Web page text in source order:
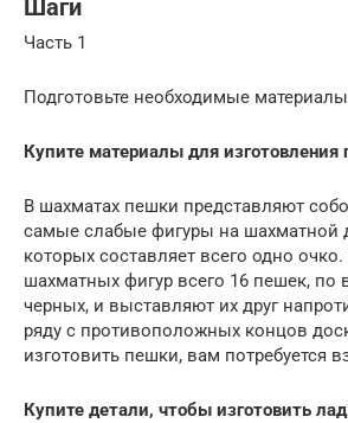
Шаги
Часть 1
Подготовьте необходимые материалы
Купите материалы для изготовления
В шахматах пешки представляют
самые слабые фигуры на шахматной
которых составляет всего одно
шахматных фигур всего 16 пешек, по
черных, и выставляют их друг
ряду с противоположных концов
изготовить пешки, вам потребуется
Купите детали, чтобы изготовить